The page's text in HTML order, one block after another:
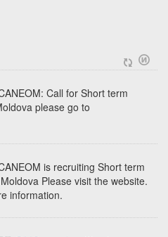
Call for Short term
please go to
is recruiting Short term
Please visit the website.
information.